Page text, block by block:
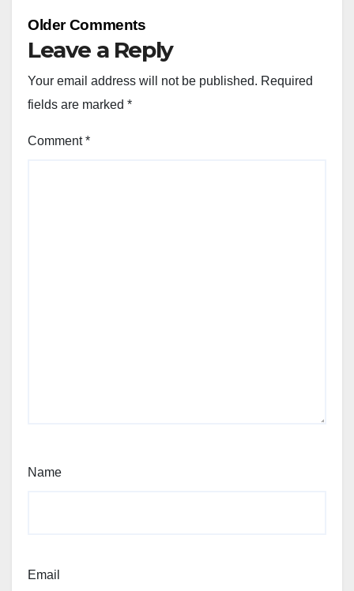
Comment
Older Comments
Leave a Reply
Your email address will not be published. Required
fields are marked *
Comment*
Name
Email